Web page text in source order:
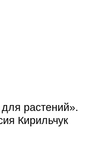
растений».
Кирильчук